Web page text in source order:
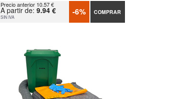
Precio anterior 10.57 €
A partir de:9.94 €
SIN IVA -6% COMPRAR